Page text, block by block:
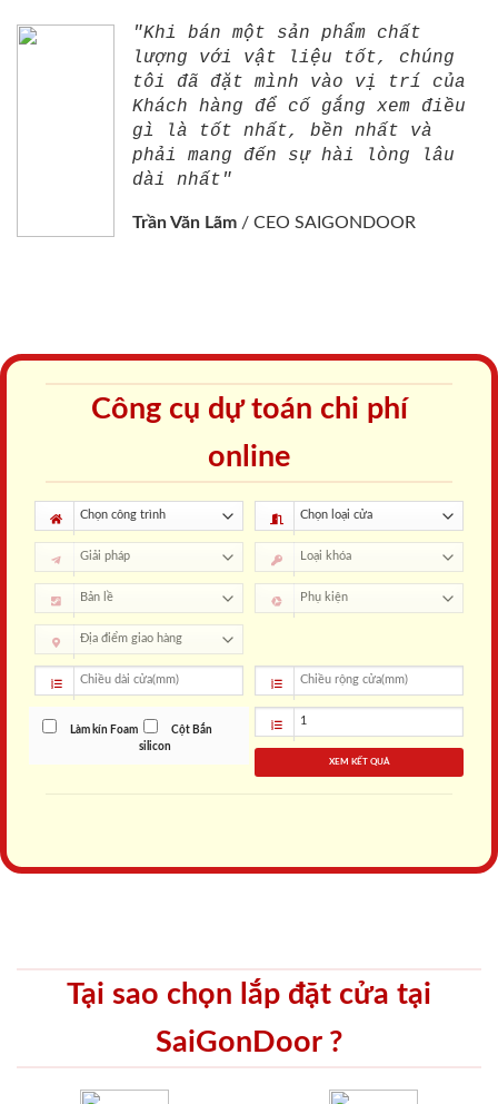
"Khi bán một sản phẩm chất
lượng với vật liệu tốt, chúng
tôi đã đặt mình vào vị trí của
Khách hàng để cố gắng xem điều
gì là tốt nhất, bền nhất và
phải mang đến sự hài lòng lâu
dài nhất"
Trần Văn Lãm / CEO SAIGONDOOR
Công cụ dự toán chi phí
online
Làm kín Foam
Cột Bắn
silicon
XEM KẾT QUẢ
Tại sao chọn lắp đặt cửa tại
SaiGonDoor ?